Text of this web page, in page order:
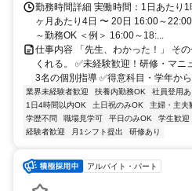
勤務時間詳細 実働時間：1日あたり
ヶ月あたり4日 〜 20日 16:00～
～勤務OK ＜例＞ 16:00～18:...
仕事内容 「先生、わかった！」 そ
くれる。 ✅未経験歓迎！研修・マ
3名の個別指導 ✅得意科目・学年か
業界未経験者歓迎 扶養内勤務OK 社員登用あ
1日4時間以内OK
土日祝のみOK 主婦・主夫
学歴不問
職場見学可 平日のみOK 学生歓迎
経験者歓迎
月1シフト提出 研修あり
アルバイト・パート